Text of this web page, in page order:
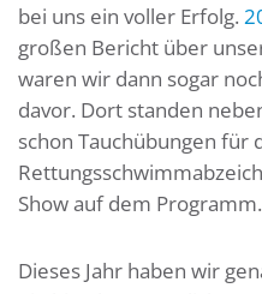
bei uns ein voller Erfolg.
großen Bericht über
waren wir dann sogar
davor. Dort standen
schon Tauchübungen für
Show auf dem Programm.
Dieses Jahr haben wir